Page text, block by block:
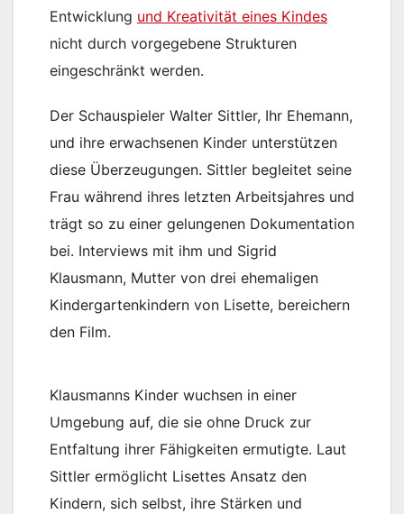
Entwicklung und Kreativität eines Kindes
nicht durch vorgegebene Strukturen
eingeschränkt werden.
Der Schauspieler Walter Sittler, Ihr Ehemann,
und ihre erwachsenen Kinder unterstützen
diese Überzeugungen. Sittler begleitet seine
Frau während ihres letzten Arbeitsjahres und
trägt so zu einer gelungenen Dokumentation
bei. Interviews mit ihm und Sigrid
Klausmann, Mutter von drei ehemaligen
Kindergartenkindern von Lisette, bereichern
den Film.
Klausmanns Kinder wuchsen in einer
Umgebung auf, die sie ohne Druck zur
Entfaltung ihrer Fähigkeiten ermutigte. Laut
Sittler ermöglicht Lisettes Ansatz den
Kindern, sich selbst, ihre Stärken und